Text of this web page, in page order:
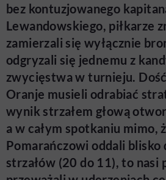
bez kontuzjowanego
Lewandowskiego, piłkarze
zamierzali się wyłącznie
odgryzali się jednemu z
zwycięstwa w turnieju.
Oranje musieli odrabiać
wynik strzałem głową
a w całym spotkaniu mimo,
Pomarańczowi oddali blisko
strzałów (20 do 11), to nasi